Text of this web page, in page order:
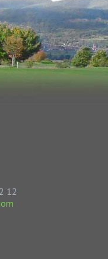
12